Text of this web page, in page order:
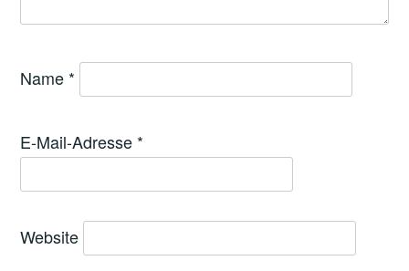
Name *
E-Mail-Adresse *
Website